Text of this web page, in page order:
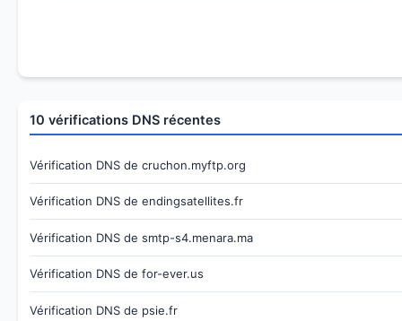
10 vérifications DNS récentes
Vérification DNS de cruchon.myftp.org
Vérification DNS de endingsatellites.fr
Vérification DNS de smtp-s4.menara.ma
Vérification DNS de for-ever.us
Vérification DNS de psie.fr